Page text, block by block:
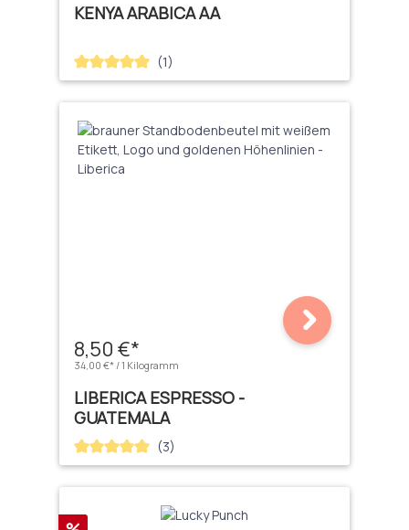
KENYA ARABICA AA
Durchschnittliche Bewertung von 5 von 5 Sternen
(1)
8,50 €*
34,00 €* / 1 Kilogramm
LIBERICA ESPRESSO -
GUATEMALA
Durchschnittliche Bewertung von 5 von 5 Sternen
(3)